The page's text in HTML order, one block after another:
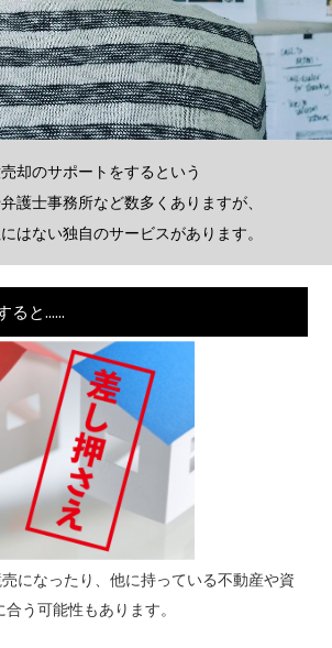
却のサポートをするという
護士事務所など数多くありますが、
はない独自のサービスがあります。
ると......
になったり、他に持っている不動産や資
う可能性もあります。